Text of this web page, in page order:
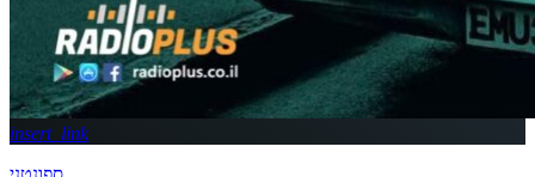
insert_link